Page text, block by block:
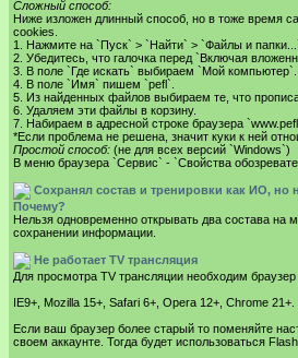
Сложный способ:
Ниже изложен длинный способ, но в тоже время
cookies.
1. Нажмите на `Пуск` > `Найти` > `Файлы и
2. Убедитесь, что галочка перед `Включая
3. В поле `Где искать` выбираем `Мой компьютер`.
4. В поле `Имя` пишем `pefl`.
5. Из найденных файлов выбираем те, что
6. Удаляем эти файлы в корзину.
7. Набираем в адресной строке браузера
*Если проблема не решена, значит куки к ней
Простой способ:(не для всех версий `Windows`)
В меню браузера `Сервис` - `Свойства
Сохранял состав и тренировки как ИО, но
Почему?
Нельзя одновременно открывать два состава на
сохранении информации.
Не работает TV трансляция
Для просмотра TV трансляции необходим
IE9+, Mozilla 15+, Safari 6+, Opera 12+, Chrome 21+.
Если ваш браузер более старый то поменяйте
своем аккаунте. Тогда будет использоваться